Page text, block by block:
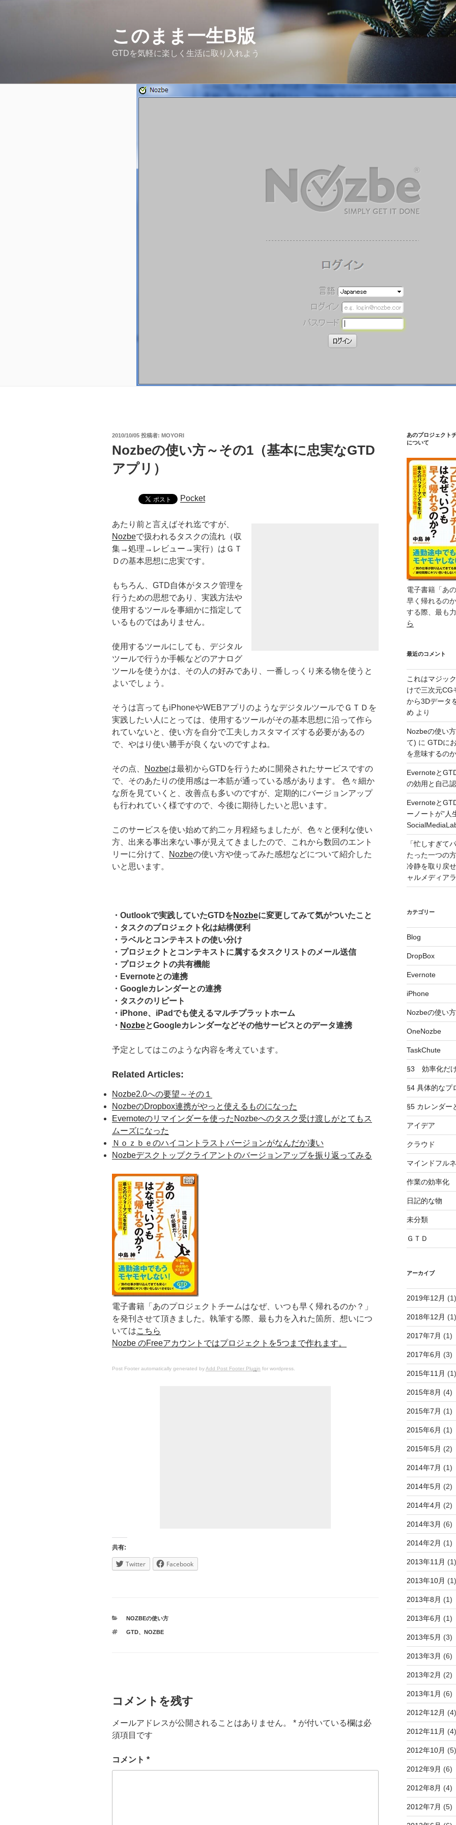
このまま一生Β版
GTDを気軽に楽しく生活に取り入れよう
投
日:
2010/10/05 投稿者: MOYORI
Nozbeの使い方～その1（基本に忠実なGTD
アプリ）
Pocket
あたり前と言えばそれ迄ですが、
Nozbeで扱われるタスクの流れ（収
集→処理→レビュー→実行）はＧＴ
Ｄの基本思想に忠実です。
もちろん、GTD自体がタスク管理を
行うための思想であり、実践方法や
使用するツールを事細かに指定して
いるものではありません。
使用するツールにしても、デジタル
ツールで行うか手帳などのアナログ
ツールを使うかは、その人の好みであり、一番しっくり来る物を使うと
よいでしょう。
そうは言ってもiPhoneやWEBアプリのようなデジタルツールでＧＴＤを
実践したい人にとっては、使用するツールがその基本思想に沿って作ら
れていないと、使い方を自分で工夫しカスタマイズする必要があるの
で、やはり使い勝手が良くないのですよね。
その点、 Nozbeは最初からGTDを行うために開発されたサービスですの
で、そのあたりの使用感は一本筋が通っている感があります。 色々細か
な所を見ていくと、改善点も多いのですが、定期的にバージョンアップ
も行われていく様ですので、今後に期待したいと思います。
このサービスを使い始めて約二ヶ月程経ちましたが、色々と便利な使い
方、出来る事出来ない事が見えてきましたので、これから数回のエント
リーに分けて、
Nozbeの使い方や使ってみた感想などについて紹介した
いと思います。
・Outlookで実践していたGTDを Nozbeに変更してみて気がついたこと
・タスクのプロジェクト化は結構便利
・ラベルとコンテキストの使い分け
・プロジェクトとコンテキストに属するタスクリストのメール送信
・プロジェクトの共有機能
・Evernoteとの連携
・Googleカレンダーとの連携
・タスクのリピート
・iPhone、iPadでも使えるマルチプラットホーム
・ NozbeとGoogleカレンダーなどその他サービスとのデータ連携
予定としてはこのような内容を考えています。
Related Articles:
Nozbe2.0への要望～その１
NozbeのDropbox連携がやっと使えるものになった
Evernoteのリマインダーを使ったNozbeへのタスク受け渡しがとてもス
ムーズになった
Ｎｏｚｂｅのハイコントラストバージョンがなんだか凄い
Nozbeデスクトップクライアントのバージョンアップを振り返ってみる
電子書籍「あのプロジェクトチームはなぜ、いつも早く帰れるのか？」
を発刊させて頂きました。執筆する際、最も力を入れた箇所、想いにつ
いてはこちら
Nozbe のFreeアカウントではプロジェクトを5つまで作れます。
Post Footer automatically generated byAdd Post Footer Plugin for wordpress.
共有:
Twitter Facebook
カ
ゴ
NOZBEの使い方
タ
GTD、 NOZBE
コメントを残す
メールアドレスが公開されることはありません。 * が付いている欄は必
須項目です
コメント *
あのプロジェクト
について
電子書籍「あ
早く帰れるの
する際、最も
ら
最近のコメント
これはマジッ
けで三次元CG
から3Dデータ
め より
Nozbeの使い
て) に GTDに
を意味するの
Evernoteと
の効用と自己
Evernoteと
ーノートが”人
「忙しすぎて
たった一つの
冷静を取り戻
ャルメディア
カテゴリー
Blog
DropBox
Evernote
iPhone
Nozbeの使い方
OneNozbe
TaskChute
§3 効率化だ
§4 具体的なプ
§5 カレンダー
アイデア
クラウド
マインドフル
作業の効率化
日記的な物
未分類
ＧＴＤ
アーカイブ
2019年12月 (1)
2018年12月 (1)
2017年7月 (1)
2017年6月 (3)
2015年11月 (1)
2015年8月 (4)
2015年7月 (1)
2015年6月 (1)
2015年5月 (2)
2014年7月 (1)
2014年5月 (2)
2014年4月 (2)
2014年3月 (6)
2014年2月 (1)
2013年11月 (1)
2013年10月 (1)
2013年8月 (1)
2013年6月 (1)
2013年5月 (3)
2013年3月 (6)
2013年2月 (2)
2013年1月 (6)
2012年12月 (4)
2012年11月 (4)
2012年10月 (5)
2012年9月 (6)
2012年8月 (4)
2012年7月 (5)